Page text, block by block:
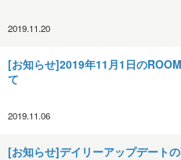
2019.11.20
[お知らせ]2019年11月1日の
て
2019.11.06
[お知らせ]デイリーアップデート